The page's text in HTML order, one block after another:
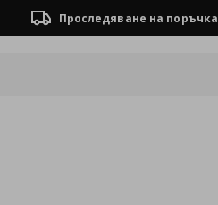
Проследяване на поръчка